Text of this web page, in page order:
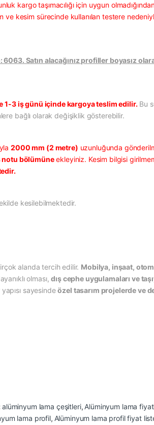
kargo taşımacılığı için uygun
ve kesim sürecinde kullanılan testere
Satın alacağınız profiller boyasız
1-3 iş günü içinde kargoya teslim edilir. Bu
bağlı olarak değişiklik gösterebilir.
2000 mm (2 metre) uzunluğunda
notu bölümüneekleyiniz. Kesim bilgisi
kesilebilmektedir.
alanda tercih edilir. Mobilya, inşaat,
olması,dış cephe uygulamaları ve
sayesindeözel tasarım projelerde ve
alüminyum lama çeşitleri, Alüminyum lama
lama profil, Alüminyum lama profil fiyat